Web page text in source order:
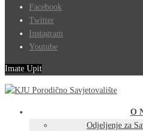
Facebook
Twitter
Instagram
Youtube
Imate Upit
O
Odjeljenje za